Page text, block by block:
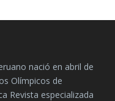
nació en abril de
Olímpicos de
Revista especializada